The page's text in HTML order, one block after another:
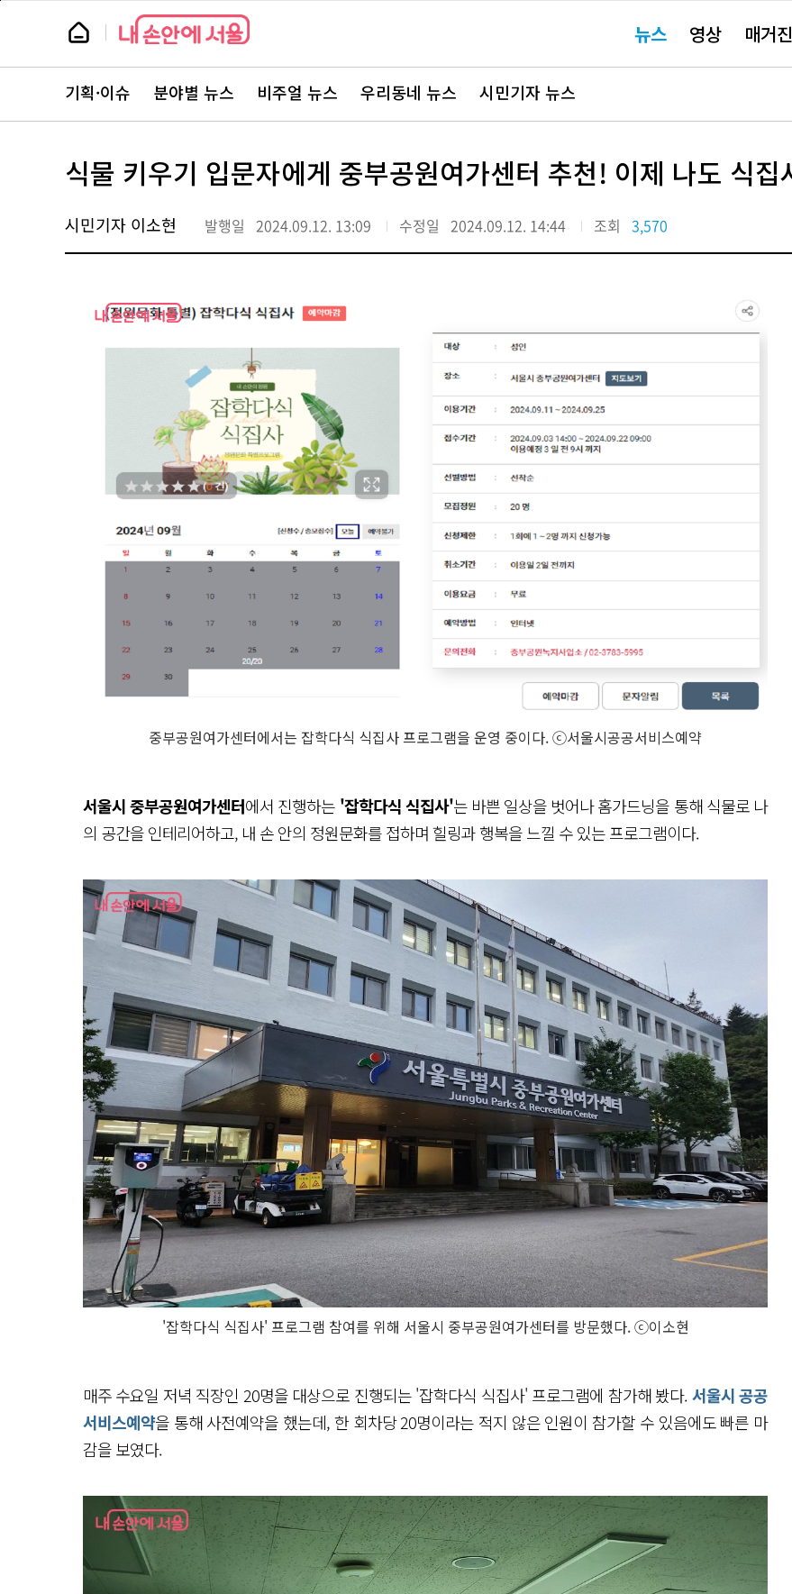
본
뉴
스 요뉴스 영상 매거진
뉴
스
주
서
바
로
기획·이슈 분야별 뉴스 비주얼 뉴스 우리동네 뉴스 시민기자 뉴스
식물 키우기 입문자에게 중부공원여가센터 추천! 이제 나도 식집
시민기자 이소현 발행일 2024.09.12. 13:09 수정일 2024.09.12. 14:44 조회 3,570
중부공원여가센터에서는 잡학다식 식집사 프로그램을 운영 중이다. ⓒ서울시공공서비스예약
서울시 중부공원여가센터에서 진행하는 '잡학다식 식집사'는 바쁜 일상을 벗어나 홈가드닝을 통해 식물로 나
의 공간을 인테리어하고, 내 손 안의 정원문화를 접하며 힐링과 행복을 느낄 수 있는 프로그램이다.
'잡학다식 식집사' 프로그램 참여를 위해 서울시 중부공원여가센터를 방문했다. ⓒ이소현
매주 수요일 저녁 직장인 20명을 대상으로 진행되는 '잡학다식 식집사' 프로그램에 참가해 봤다.서울시 공공
서비스예약을 통해 사전예약을 했는데, 한 회차당 20명이라는 적지 않은 인원이 참가할 수 있음에도 빠른 마
감을 보였다.
페